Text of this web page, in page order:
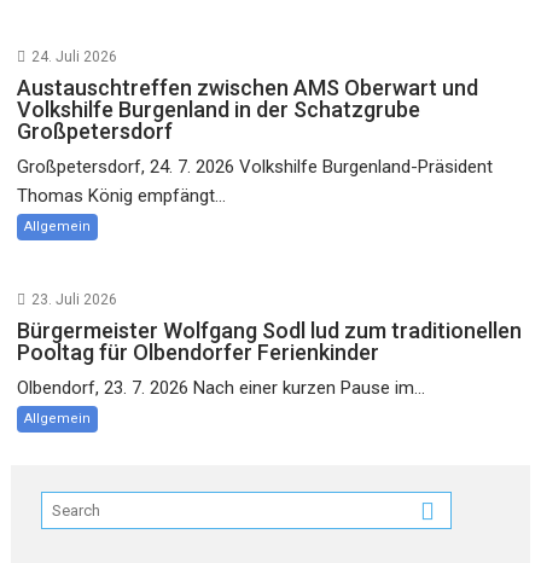
24. Juli 2026
Austauschtreffen zwischen AMS Oberwart und
Volkshilfe Burgenland in der Schatzgrube
Großpetersdorf
Großpetersdorf, 24. 7. 2026 Volkshilfe Burgenland-Präsident
Thomas König empfängt...
Allgemein
23. Juli 2026
Bürgermeister Wolfgang Sodl lud zum traditionellen
Pooltag für Olbendorfer Ferienkinder
Olbendorf, 23. 7. 2026 Nach einer kurzen Pause im...
Allgemein